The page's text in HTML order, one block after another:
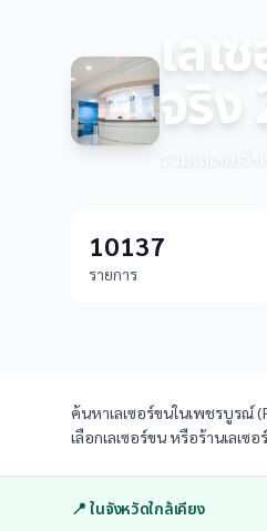
เล
จริง
รวมเลเซอ
10137
รายการ
ค้นหาเลเซอร์ขนในเพชรบูรณ์
เลือกเลเซอร์ขน หรือร้านเลเ
📍 ในจังหวัดใกล้เคียง